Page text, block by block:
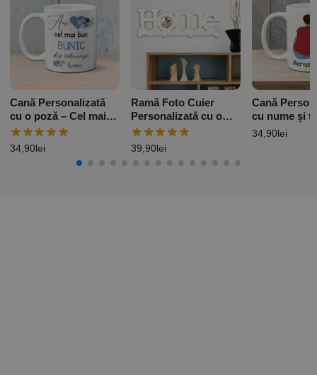
Cană Personalizată
cu o poză – Cel mai
bun bunic
34,90lei
Ramă Foto Cuier
Personalizată cu o
poză -Home
39,90lei
Cană
cu nume și
and Dog M1
34,90lei